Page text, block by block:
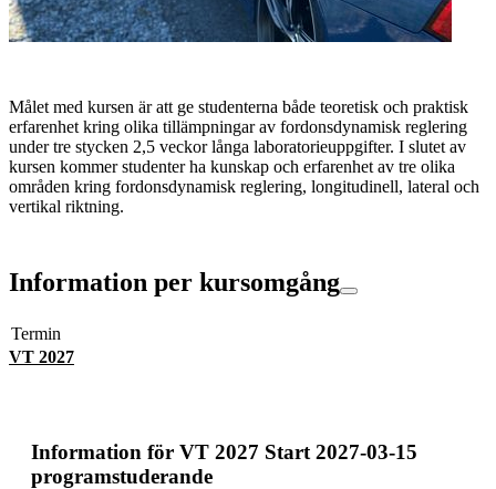
Målet med kursen är att ge studenterna både teoretisk och praktisk
erfarenhet kring olika tillämpningar av fordonsdynamisk reglering
under tre stycken 2,5 veckor långa laboratorieuppgifter. I slutet av
kursen kommer studenter ha kunskap och erfarenhet av tre olika
områden kring fordonsdynamisk reglering, longitudinell, lateral och
vertikal riktning.
Information per kursomgång
Termin
VT 2027
Information för VT 2027 Start 2027-03-15
programstuderande